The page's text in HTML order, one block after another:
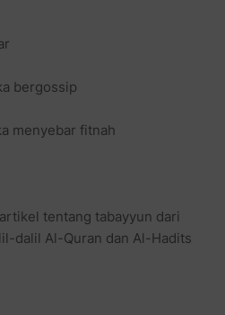
bergossip
menyebar fitnah
tentang tabayyun dari
dalil Al-Quran dan Al-Hadits